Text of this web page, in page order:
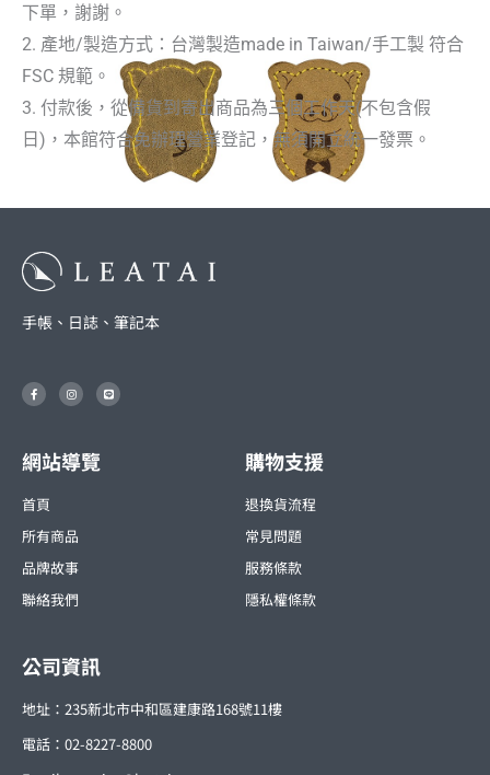
下單，謝謝。
2. 產地/製造方式：台灣製造made in Taiwan/手工製 符合
FSC 規範。
3. 付款後，從備貨到寄出商品為三個工作天(不包含假
日)，本館符合免辦理營業登記，無須開立統一發票。
手帳、日誌、筆記本
F
a
c
k
-
I
n
s
r
a
m
L
i
n
網站導覽
首頁
所有商品
品牌故事
聯絡我們
購物支援
退換貨流程
常見問題
服務條款
隱私權條款
公司資訊
地址：235新北市中和區建康路168號11樓
電話：02-8227-8800